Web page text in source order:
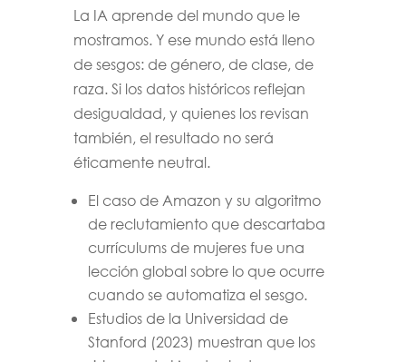
La IA aprende del mundo que le
mostramos. Y ese mundo está lleno
de sesgos: de género, de clase, de
raza. Si los datos históricos reflejan
desigualdad, y quienes los revisan
también, el resultado no será
éticamente neutral.
El caso de Amazon y su algoritmo
de reclutamiento que descartaba
currículums de mujeres fue una
lección global sobre lo que ocurre
cuando se automatiza el sesgo.
Estudios de la Universidad de
Stanford (2023) muestran que los